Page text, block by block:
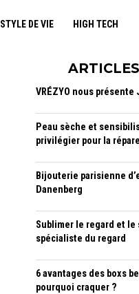
STYLE DE VIE HIGH TECH
VRÉZYO nous présente
Peau sèche et
privilégier pour la
Bijouterie parisienne
Danenberg
Sublimer le regard et le
spécialiste du regard
6 avantages des boxs
pourquoi craquer ?